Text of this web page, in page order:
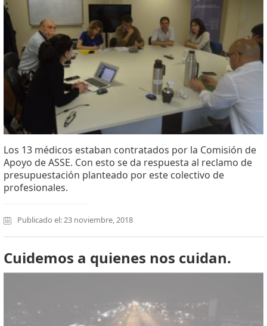
Los 13 médicos estaban contratados por la Comisión de
Apoyo de ASSE. Con esto se da respuesta al reclamo de
presupuestación planteado por este colectivo de
profesionales.
Publicado el: 23 noviembre, 2018
Cuidemos a quienes nos cuidan.